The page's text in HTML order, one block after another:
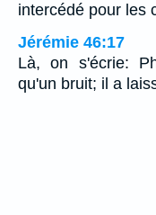
intercédé pour les
Jérémie 46:17
Là, on s'écrie:
qu'un bruit; il a